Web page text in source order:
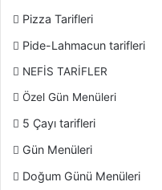
Pizza Tarifleri
Pide-Lahmacun tarifleri
NEFİS TARİFLER
Özel Gün Menüleri
5 Çayı tarifleri
Gün Menüleri
Doğum Günü Menüleri